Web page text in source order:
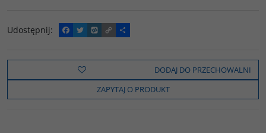
Udostępnij:
F
a
e
o
k
T
w
t
t
e
W
y
o
C
o
y
i
n
k
P
o
z
e
l
s
DODAJ DO PRZECHOWALNI
ZAPYTAJ O PRODUKT